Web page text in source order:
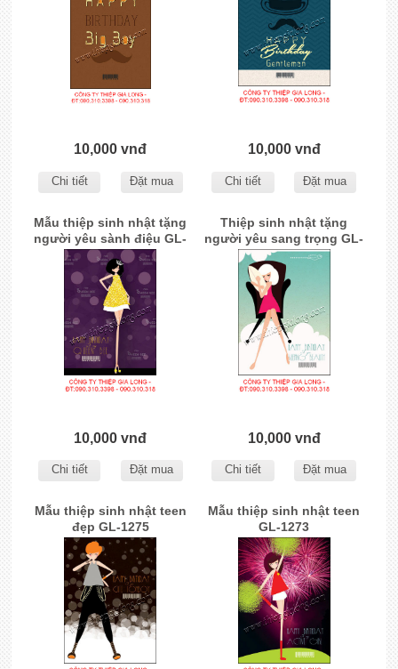
10,000 vnđ
Chi tiết Đặt mua
10,000 vnđ
Chi tiết Đặt mua
Mẫu thiệp sinh nhật tặng
người yêu sành điệu GL-
1277
10,000 vnđ
Chi tiết Đặt mua
Thiệp sinh nhật tặng
người yêu sang trọng GL-
1276
10,000 vnđ
Chi tiết Đặt mua
Mẫu thiệp sinh nhật teen
đẹp GL-1275
Mẫu thiệp sinh nhật teen
GL-1273